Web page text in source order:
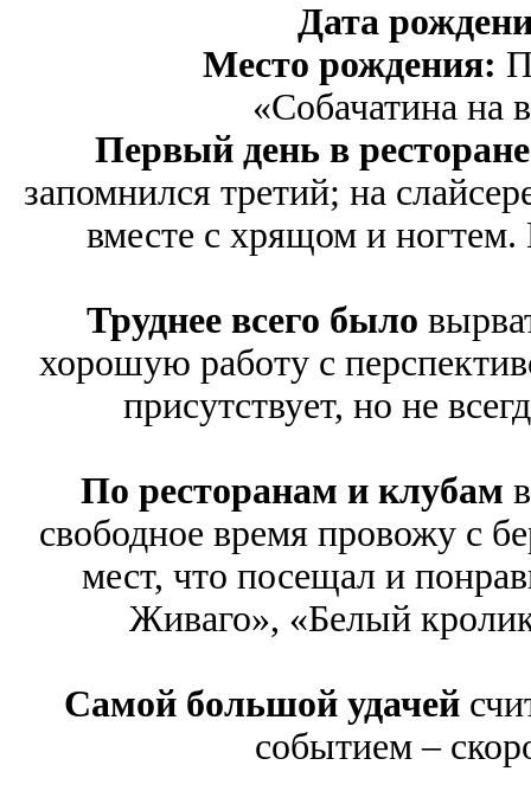
Дата
Место рождения:
«Собачатина на
Первый день в ресторане
запомнился третий; на
вместе с хрящом и
Труднее всего было
хорошую работу с
присутствует, но не
По ресторанам и клубам
свободное время провожу с
мест, что посещал и
Живаго», «Белый
Самой большой удачей
событием –